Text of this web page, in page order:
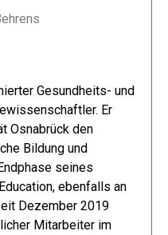
Gesundheits- und
Er
Osnabrück den
Bildung und
seines
ebenfalls an
Dezember 2019
Mitarbeiter im